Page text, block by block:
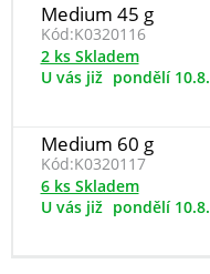
Medium 45 g
Kód:K0320116
2 ks Skladem
U vás již pondělí 10.8.
Medium 60 g
Kód:K0320117
6 ks Skladem
U vás již pondělí 10.8.